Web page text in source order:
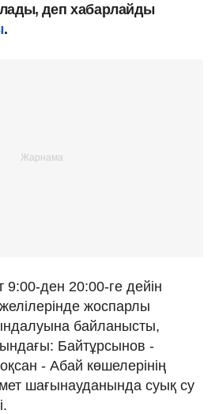
деп хабарлайды
.
9:00-ден 20:00-ге дейін
жоспарлы
байланысты,
Байтұрсынов -
- Абай көшелерінің
шағынауданында суық су